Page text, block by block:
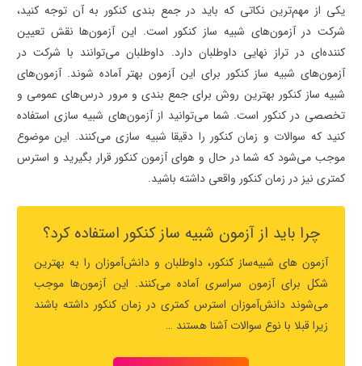
یکی از مهم‌ترین نکاتی که باید در جمع بندی کنکور به آن توجه کنید،
شرکت در آزمون‌های شبیه ساز کنکور است. این آزمون‌ها نقش تعیین
کننده‌ای در تراز نهایی داوطلبان دارد. داوطلبان می‌توانند با شرکت در
آزمون‌های شبیه ساز کنکور برای این آزمون بهتر آماده شوند. آزمون‌های
شبیه ساز کنکور بهترین روش برای جمع بندی و مرور درس‌های عمومی و
تخصصی در کنکور است. شما می‌توانید از آزمون‌های شبیه سازی استفاده
کنید که سوالات و زمان کنکور را دقیقا شبیه سازی می‌کنند. این موضوع
موجب می‌شود که شما در حال و هوای آزمون کنکور قرار بگیرید و استرس
کمتری نیز در زمان کنکور واقعی داشته باشید.
چرا باید از آزمون شبیه ساز کنکور استفاده کرد؟
آزمون های شبیه‌ساز کنکور، داوطلبان و دانش‌آموزان را به بهترین
شکل برای آزمون سراسری آماده می‌کنند. این آزمون‌ها موجب
می‌شوند دانش‌آموزان استرس کمتری در زمان کنکور داشته باشند
زیرا قبلا با نوع سوالات آشنا هستند …